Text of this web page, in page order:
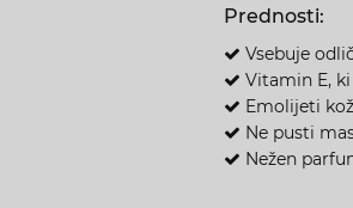
Prednosti:
Vsebuje
Vitamin E,
Emolijeti
Nepusti
Nežen